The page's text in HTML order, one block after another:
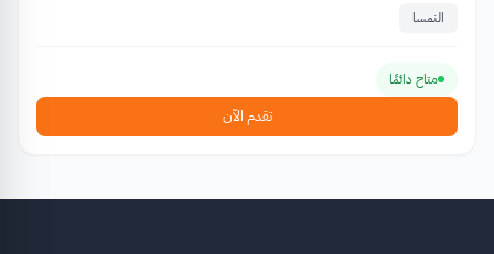
النمسا
متاح دائمًا
تقدم الآن